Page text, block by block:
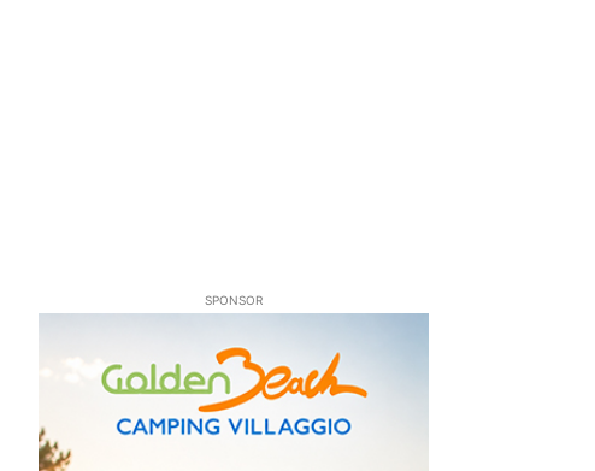
SPONSOR